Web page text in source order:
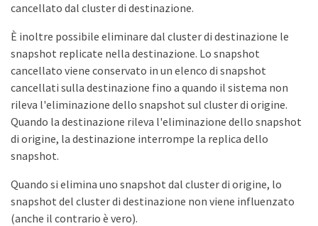
cancellato dal cluster di destinazione.
È inoltre possibile eliminare dal cluster di destinazione le
snapshot replicate nella destinazione. Lo snapshot
cancellato viene conservato in un elenco di snapshot
cancellati sulla destinazione fino a quando il sistema non
rileva l'eliminazione dello snapshot sul cluster di origine.
Quando la destinazione rileva l'eliminazione dello snapshot
di origine, la destinazione interrompe la replica dello
snapshot.
Quando si elimina uno snapshot dal cluster di origine, lo
snapshot del cluster di destinazione non viene influenzato
(anche il contrario è vero).